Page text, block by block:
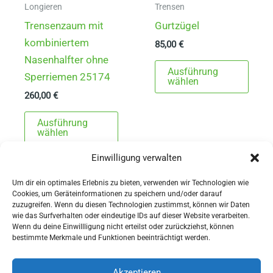
Einwilligung verwalten
Um dir ein optimales Erlebnis zu bieten, verwenden wir Technologien wie
Cookies, um Geräteinformationen zu speichern und/oder darauf
zuzugreifen. Wenn du diesen Technologien zustimmst, können wir Daten
wie das Surfverhalten oder eindeutige IDs auf dieser Website verarbeiten.
Wenn du deine Einwillligung nicht erteilst oder zurückziehst, können
bestimmte Merkmale und Funktionen beeinträchtigt werden.
Longieren
Trensenzaum mit
kombiniertem
Nasenhalfter ohne
Sperriemen 25174
260,00€
Ausführung
wählen
Dieses
mehrere
Varianten
auf.
Die
Optionen
auf
Trensen
Gurtzügel
85,00€
Ausführung
wählen
Die
auf
AGBs
Widerrufsbelehrung